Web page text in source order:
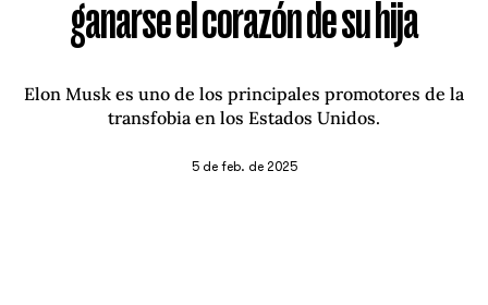
ganarse el corazón de su hija
Elon Musk es uno de los principales promotores de la
transfobia en los Estados Unidos.
5 de feb. de 2025